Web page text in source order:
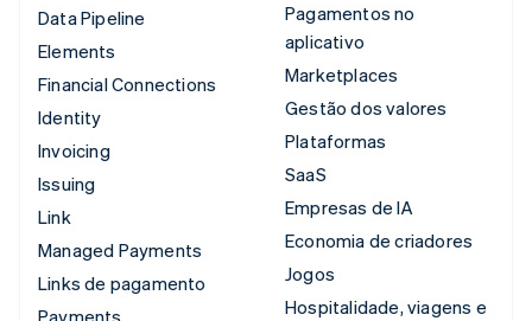
Data Pipeline
Elements
Financial Connections
Identity
Invoicing
Issuing
Link
Managed Payments
Links de pagamento
Pagamentos no
aplicativo
Marketplaces
Gestão dos valores
Plataformas
SaaS
Empresas de IA
Economia de criadores
Jogos
Hospitalidade, viagens e